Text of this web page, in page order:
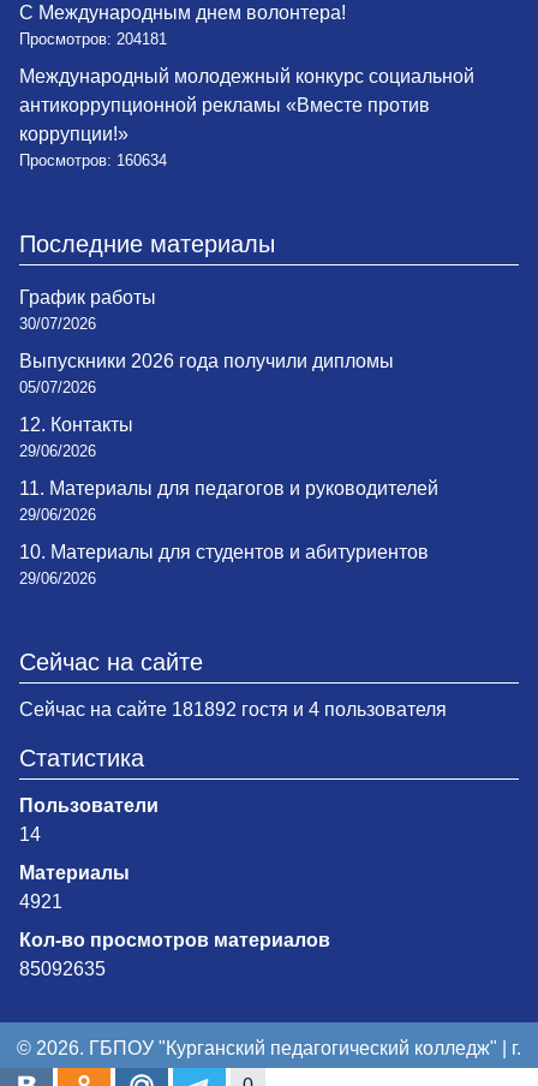
С Международным днем волонтера!
Просмотров: 204181
Международный молодежный конкурс социальной
антикоррупционной рекламы «Вместе против
коррупции!»
Просмотров: 160634
Последние материалы
График работы
30/07/2026
Выпускники 2026 года получили дипломы
05/07/2026
12. Контакты
29/06/2026
11. Материалы для педагогов и руководителей
29/06/2026
10. Материалы для студентов и абитуриентов
29/06/2026
Сейчас на сайте
Сейчас на сайте 181892 гостя и 4 пользователя
Статистика
Пользователи
14
Материалы
4921
Кол-во просмотров материалов
85092635
© 2026. ГБПОУ "Курганский педагогический колледж" | г.
Курган